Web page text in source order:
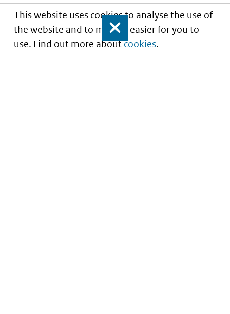
This website uses cookies to analyse the use of
the website and to make it easier for you to
use. Find out more aboutcookies.
Close